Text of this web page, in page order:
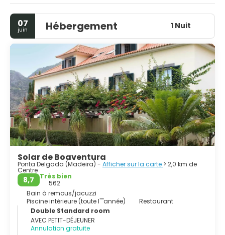
07
juin Hébergement 1 Nuit
Solar de Boaventura
Ponta Delgada (Madeira) - Afficher sur la carte > 2,0 km de
Centre
8,7
Très bien
562
Bain à remous/jacuzzi
Piscine intérieure (toute l''''année)
Restaurant
Double Standard room
AVEC PETIT-DÉJEUNER
Annulation gratuite